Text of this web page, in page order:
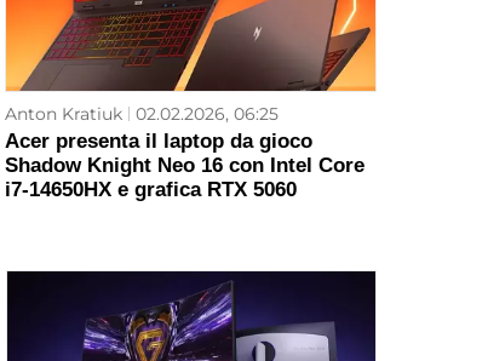
Anton Kratiuk 02.02.2026, 06:25
Acer presenta il laptop da gioco
Shadow Knight Neo 16 con Intel Core
i7‑14650HX e grafica RTX 5060